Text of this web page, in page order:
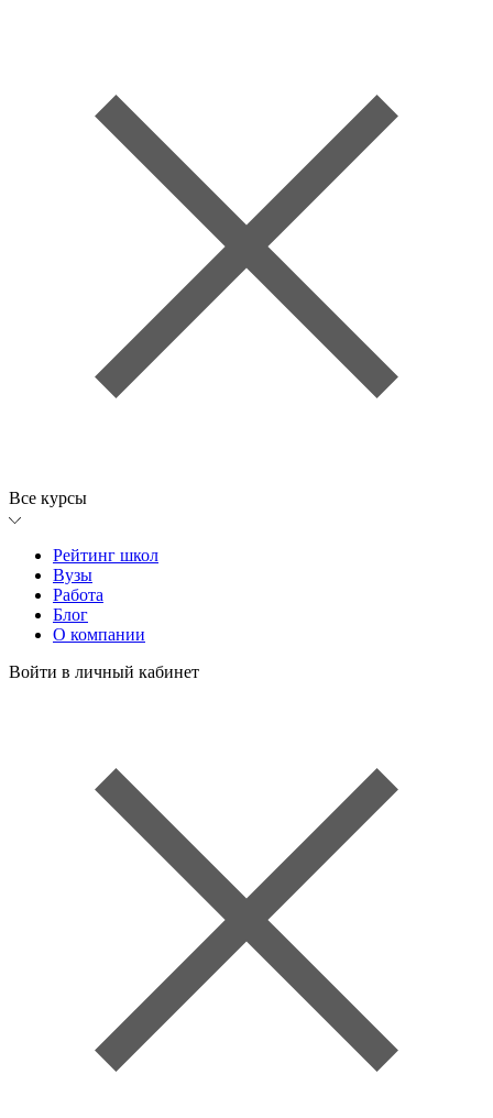
Все курсы
Рейтинг школ
Вузы
Работа
Блог
О компании
Войти в личный кабинет